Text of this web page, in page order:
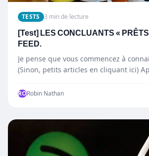
TESTS 3 min de lecture
[Test] LES CONCLUANTS «
FEED.
Je pense que vous commencez à
(Sinon, petits articles en cliquant ici)
RORobin Nathan